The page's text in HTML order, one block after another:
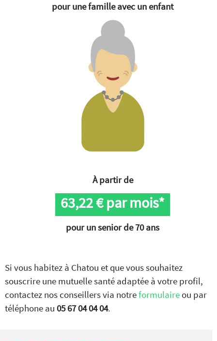
pour une famille avec un enfant
À partir de
63,22€ par mois*
pour un senior de 70 ans
Si vous habitez à Chatou et que vous souhaitez
souscrire une mutuelle santé adaptée à votre profil,
contactez nos conseillers via notreformulaire ou par
téléphone au 05 67 04 04 04.